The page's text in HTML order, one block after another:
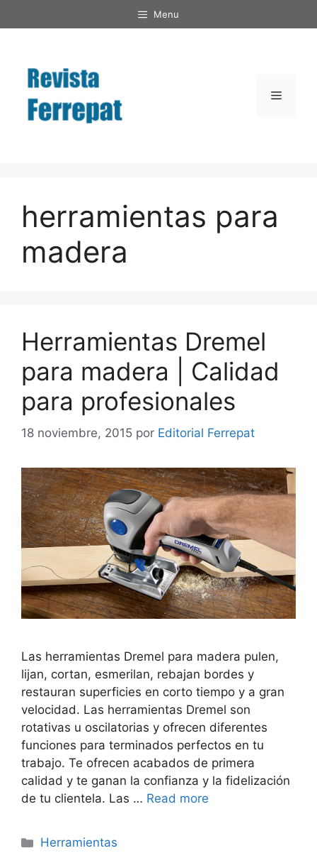
al
Menu
Menú
herramientas para
madera
Herramientas Dremel
para madera | Calidad
para profesionales
18 noviembre, 2015 por Editorial Ferrepat
Las herramientas Dremel para madera pulen,
lijan, cortan, esmerilan, rebajan bordes y
restauran superficies en corto tiempo y a gran
velocidad. Las herramientas Dremel son
rotativas u oscilatorias y ofrecen diferentes
funciones para terminados perfectos en tu
trabajo. Te ofrecen acabados de primera
calidad y te ganan la confianza y la fidelización
de tu clientela. Las … Read more
Categorías
Herramientas